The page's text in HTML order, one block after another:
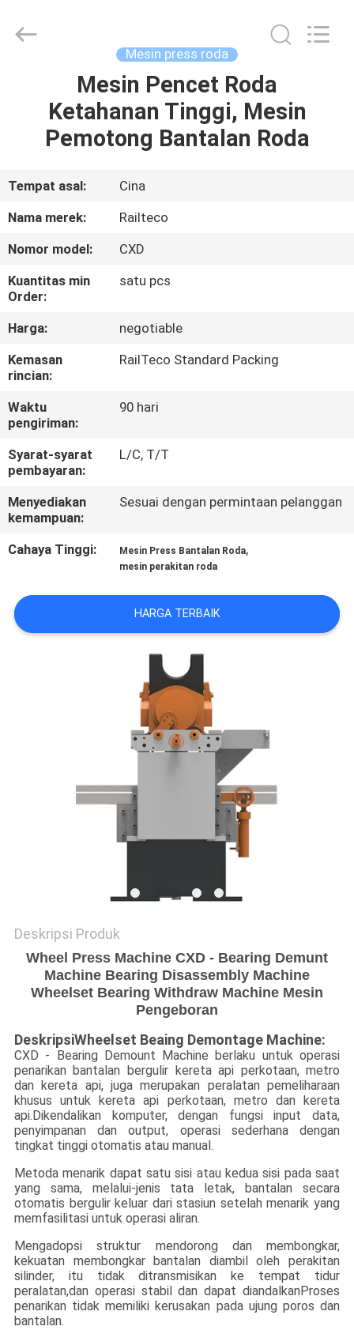
PRODUK
TENTANG
KITA
WISATA
PABRIK
KONTROL
KUALITAS
HUBUNGI
KAMI
BERITA
SEMUA
SITEMAP
Equipment
Mesin press roda
Mesin Pencet Roda
Ketahanan Tinggi, Mesin
Pemotong Bantalan Roda
Tempat asal:
Cina
Nama merek:
Railteco
Nomor model:
CXD
Kuantitas min
Order:
satu pcs
Harga:
negotiable
Kemasan
rincian:
RailTeco Standard Packing
Waktu
pengiriman:
90 hari
Syarat-syarat
pembayaran:
L/C, T/T
Menyediakan
kemampuan:
Sesuai dengan permintaan pelanggan
Cahaya Tinggi: Mesin Press Bantalan Roda,
mesin perakitan roda
HARGA TERBAIK
Deskripsi Produk
Wheel Press Machine CXD - Bearing Demunt
Machine Bearing Disassembly Machine
Wheelset Bearing Withdraw Machine Mesin
Pengeboran
DeskripsiWheelset Beaing Demontage Machine:
CXD - Bearing Demount Machine berlaku untuk operasi
penarikan bantalan bergulir kereta api perkotaan, metro
dan kereta api, juga merupakan peralatan pemeliharaan
khusus untuk kereta api perkotaan, metro dan kereta
api.Dikendalikan komputer, dengan fungsi input data,
penyimpanan dan output, operasi sederhana dengan
tingkat tinggi otomatis atau manual.
Metoda menarik dapat satu sisi atau kedua sisi pada saat
yang sama, melalui-jenis tata letak, bantalan secara
otomatis bergulir keluar dari stasiun setelah menarik yang
memfasilitasi untuk operasi aliran.
Mengadopsi struktur mendorong dan membongkar,
kekuatan membongkar bantalan diambil oleh perakitan
silinder, itu tidak ditransmisikan ke tempat tidur
peralatan,dan operasi stabil dan dapat diandalkanProses
penarikan tidak memiliki kerusakan pada ujung poros dan
bantalan.